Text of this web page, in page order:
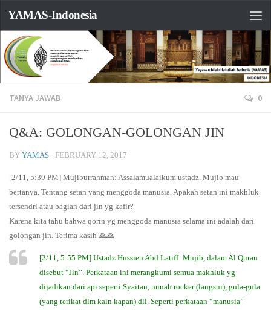
YAMAS-Indonesia
TANYA JAWAB 0
Q&A: GOLONGAN-GOLONGAN JIN
BY YAMAS · FEBRUARY 12, 2017
[2/11, 5:39 PM] Mujiburrahman: Assalamualaikum ustadz. Mujib mau
bertanya. Tentang setan yang menggoda manusia. Apakah setan ini makhluk
tersendri atau bagian dari jin yg kafir?
Karena kita tahu bahwa qorin yg menggoda manusia selama ini adalah dari
golongan jin. Terima kasih 🙏🙏
[2/11, 5:55 PM] Ustadz Hussien Abd Latiff: Mujib, dalam Al Quran
disebut “Jin”. Perkataan ini merangkumi semua makhluk yg
dijadikan dari api seperti Syaitan, minah rocker (langsui), gula-gula
(yang terikat dlm kain kapan) dll. Seperti perkataan “manusia”